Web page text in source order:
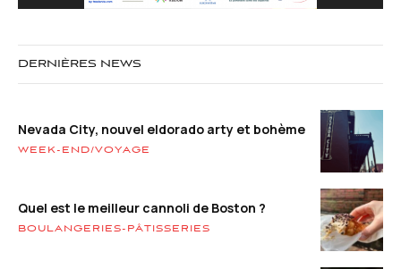
DERNIÈRES NEWS
Nevada City, nouvel eldorado arty et bohème
WEEK-END/VOYAGE
Quel est le meilleur cannoli de Boston ?
BOULANGERIES-PÂTISSERIES